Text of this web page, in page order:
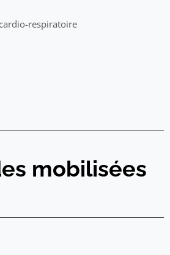
respiratoire
mobilisées